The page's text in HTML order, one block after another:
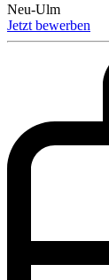
Neu-Ulm
Jetzt bewerben